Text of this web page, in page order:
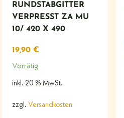
RUNDSTABGITTER
VERPRESST ZA MU
10/ 420 X 490
19,90€
Vorrätig
inkl. 20 % MwSt.
zzgl. Versandkosten